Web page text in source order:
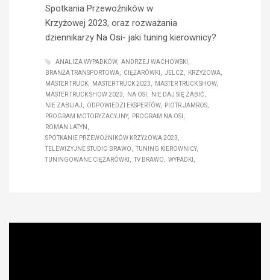
Spotkania Przewoźników w
Krzyżowej 2023, oraz rozważania
dziennikarzy Na Osi- jaki tuning kierownicy?
ANALIZA WYPADKÓW
ANDRZEJ WACHOWSKI
BRANŻA TRANSPORTOWA
CIĘŻARÓWKI JELCZ
KRZYŻOWA
MASTER TRUCK
MASTER TRUCK 2023
MASTER TRUCK SHOW
MASTER TRUCK SHOW 2023
NA OSI
NIE DAJ SIĘ ZABIĆ
NIE ZABIJAJ
ODPOWIEDZI EKSPERTÓW
PIOTR JAMROS
PROGRAM MOTORYZACYJNY
PROGRAM NA OSI
ROMAN LATYN
SPOTKANIE PRZEWOŹNIKÓW KRZYŻOWA 2023
TELEWIZYJNE STUDIO BRAWO
TUNING KIEROWNICY
TUNINGOWANE CIĘŻARÓWKI
TV BRAWO WYPADKI